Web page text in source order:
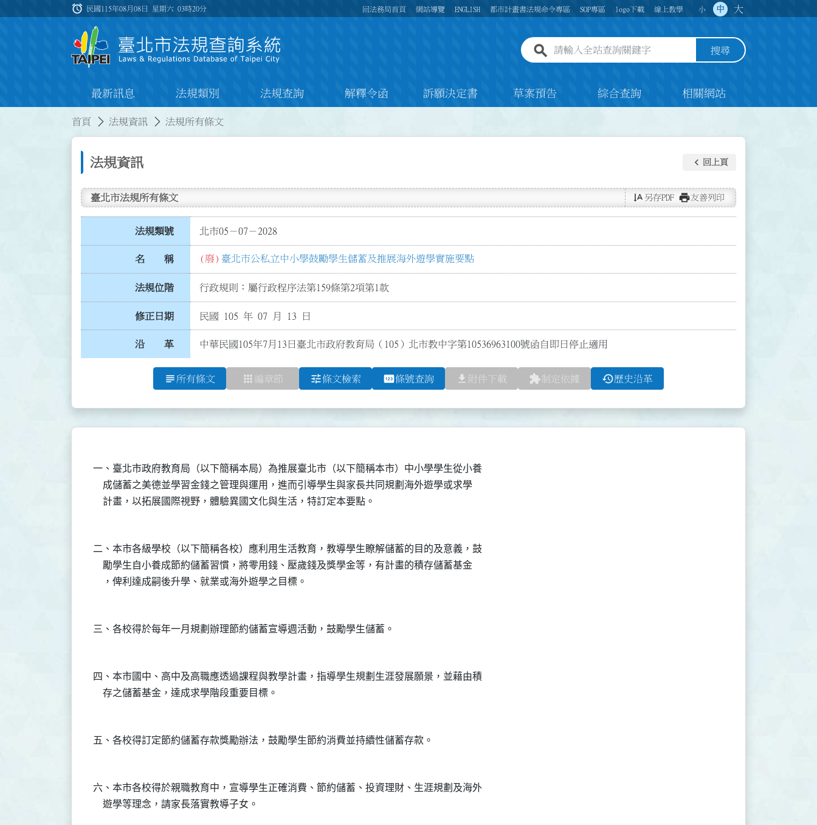
:::
alarm 民國115年08月08日 星期六03時20分 回法務局首頁 網站導覽 ENGLISH 都市計畫書法規命令專區 SOP專區 logo下載 線上教學 小 中 大
全站查詢關鍵字欄位 搜尋
最新訊息 法規類別 法規查詢 解釋令函 訴願決定書 草案預告 綜合查詢 相關網站
首頁 法規資訊 法規所有條文
法規資訊 keyboard_arrow_left 回上頁
臺北市法規所有條文 text_rotate_vertical 另存PDF print友善列印
法規類號 北市05－07－2028
名 稱 (廢) 臺北市公私立中小學鼓勵學生儲蓄及推展海外遊學實施要點
法規位階 行政規則：屬行政程序法第159條第2項第1款
修正日期 民國 105 年 07 月 13 日
沿 革 中華民國105年7月13日臺北市政府教育局（105）北市教中字第10536963100號函自即日停止適用
subject 所有條文 apps 編章節 tune條文檢索 pin條號查詢 file_download 附件下載 extension制定依據 history歷史沿革
一、臺北市政府教育局（以下簡稱本局）為推展臺北市（以下簡稱本市）中小學學生從小養
    成儲蓄之美德並學習金錢之管理與運用，進而引導學生與家長共同規劃海外遊學或求學
二、本市各級學校（以下簡稱各校）應利用生活教育，教導學生瞭解儲蓄的目的及意義，鼓
    勵學生自小養成節約儲蓄習慣，將零用錢、壓歲錢及獎學金等，有計畫的積存儲蓄基金
四、本市國中、高中及高職應透過課程與教學計畫，指導學生規劃生涯發展願景，並藉由積
六、本市各校得於親職教育中，宣導學生正確消費、節約儲蓄、投資理財、生涯規劃及海外